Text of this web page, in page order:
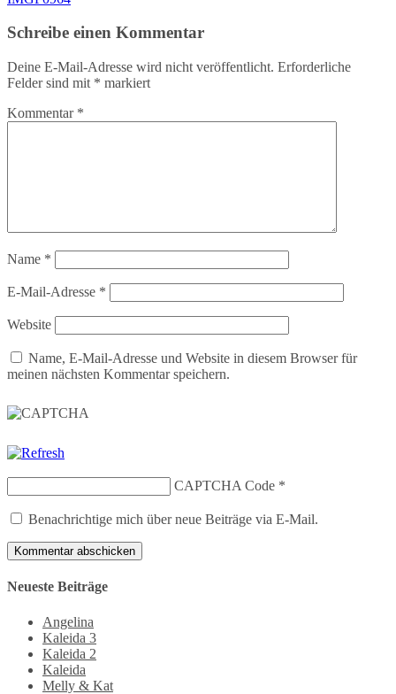
Schreibe einen Kommentar
Deine E-Mail-Adresse wird nicht veröffentlicht. Erforderliche
Felder sind mit * markiert
Kommentar *
Name *
E-Mail-Adresse *
Website
Name, E-Mail-Adresse und Website in diesem Browser für
meinen nächsten Kommentar speichern.
CAPTCHA Code *
Benachrichtige mich über neue Beiträge via E-Mail.
Neueste Beiträge
Angelina
Kaleida 3
Kaleida 2
Kaleida
Melly & Kat